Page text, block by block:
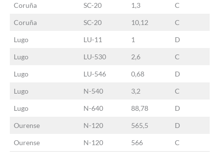
Coruña SC-20 1,3 C
Coruña SC-20 10,12 C
Lugo LU-11 1 D
Lugo LU-530 2,6 C
Lugo LU-546 0,68 D
Lugo N-540 3,2 C
Lugo N-640 88,78 D
Ourense N-120 565,5 D
Ourense N-120 566 C